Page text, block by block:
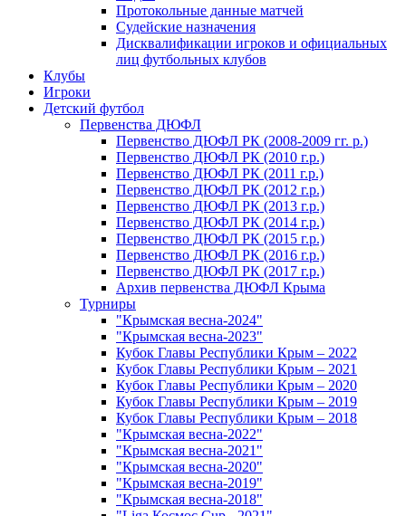
Протокольные данные матчей
Судейские назначения
Дисквалификации игроков и официальных
лиц футбольных клубов
Клубы
Игроки
Детский футбол
Первенства ДЮФЛ
Первенство ДЮФЛ РК (2008-2009 гг. р.)
Первенство ДЮФЛ РК (2010 г.р.)
Первенство ДЮФЛ РК (2011 г.р.)
Первенство ДЮФЛ РК (2012 г.р.)
Первенство ДЮФЛ РК (2013 г.р.)
Первенство ДЮФЛ РК (2014 г.р.)
Первенство ДЮФЛ РК (2015 г.р.)
Первенство ДЮФЛ РК (2016 г.р.)
Первенство ДЮФЛ РК (2017 г.р.)
Архив первенства ДЮФЛ Крыма
Турниры
"Крымская весна-2024"
"Крымская весна-2023"
Кубок Главы Республики Крым – 2022
Кубок Главы Республики Крым – 2021
Кубок Главы Республики Крым – 2020
Кубок Главы Республики Крым – 2019
Кубок Главы Республики Крым – 2018
"Крымская весна-2022"
"Крымская весна-2021"
"Крымская весна-2020"
"Крымская весна-2019"
"Крымская весна-2018"